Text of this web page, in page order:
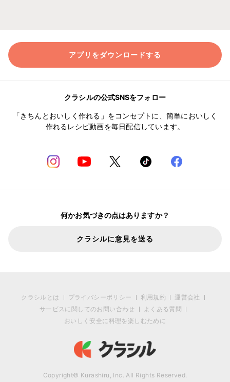
アプリをダウンロードする
クラシルの公式SNSをフォロー
「きちんとおいしく作れる」をコンセプトに、簡単においしく
作れるレシピ動画を毎日配信しています。
何かお気づきの点はありますか？
クラシルに意見を送る
クラシルとは プライバシーポリシー 利用規約
運営会社
サービスに関してのお問い合わせ
よくある質問
おいしく安全に料理を楽しむために
Copyright© Kurashiru, Inc. All Rights Reserved.